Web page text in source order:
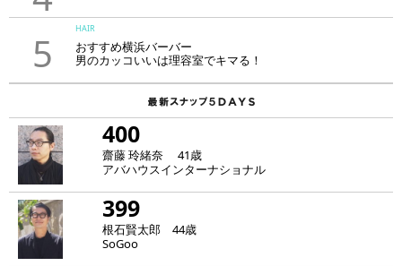
5
HAIR
おすすめ横浜バーバー
男のカッコいいは理容室でキマる！
400
齋藤 玲緒奈 41歳
アバハウスインターナショナル
399
根石賢太郎 44歳
SoGoo